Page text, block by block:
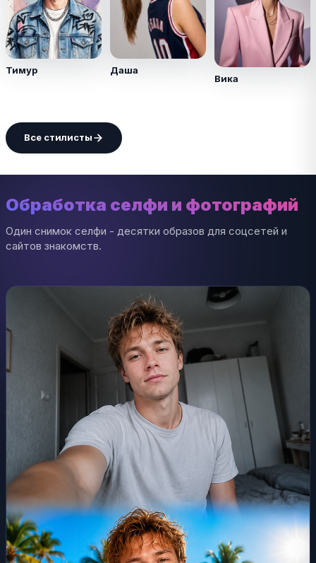
Тимур Даша
Вика
Все стилисты
Обработка селфи и фотографий
Один снимок селфи - десятки образов для соцсетей и
сайтов знакомств.